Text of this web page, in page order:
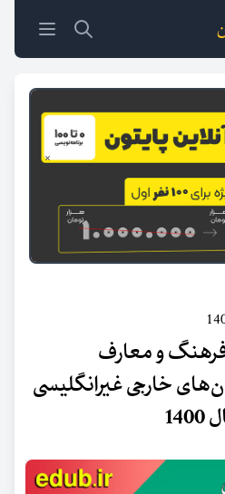
و معارف
خارجی غيرانگليسی